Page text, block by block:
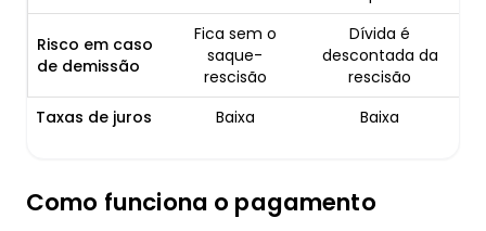
Risco em caso
de demissão
Fica sem o
saque-
rescisão
Dívida é
descontada da
rescisão
Taxas de juros
Baixa Baixa
Como funciona o pagamento